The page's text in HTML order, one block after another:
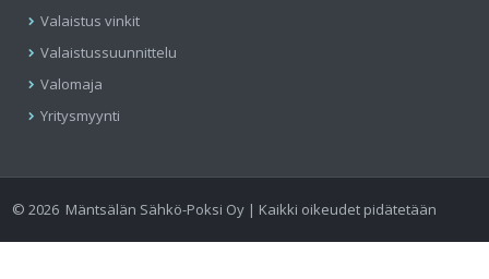
Valaistus vinkit
Valaistussuunnittelu
Valomaja
Yritysmyynti
©2026 Mäntsälän Sähkö-Poksi Oy | Kaikki oikeudet pidätetään